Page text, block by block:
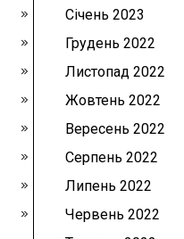
Січень 2023
Грудень 2022
Листопад 2022
Жовтень 2022
Вересень 2022
Серпень 2022
Липень 2022
Червень 2022